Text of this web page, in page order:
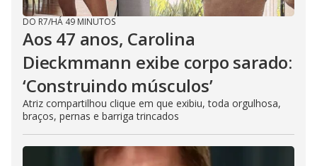
DO R7/HÁ 49 MINUTOS
Aos 47 anos, Carolina
Dieckmmann exibe corpo sarado:
‘Construindo músculos’
Atriz compartilhou clique em que exibiu, toda orgulhosa,
braços, pernas e barriga trincados